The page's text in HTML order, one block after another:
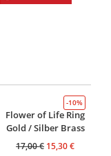
-10%
Flower of Life Ring
Gold / Silber Brass
17,00€ 15,30€